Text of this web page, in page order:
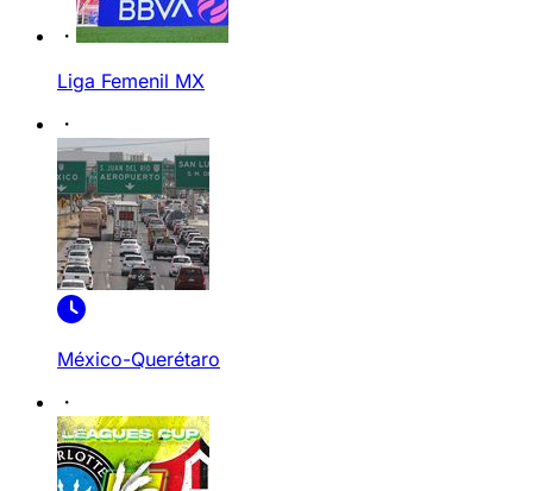
Liga Femenil MX
México-Querétaro